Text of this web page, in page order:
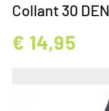
Collant 30 DEN
€ 14,95